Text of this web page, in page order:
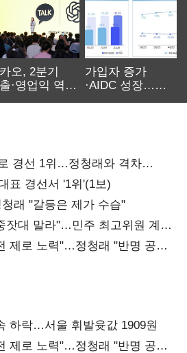
오, 2분기
·영업익 역대
가입자 증가
·AIDC 성장…
경선 1위…정청래와 격차
표 경선서 '1위'(1보)
래 "갈등은 제가 수습"
잣대 말라"…민주 최고위원 계파
제로 노력"…정청래 "반명 공세
하락…서울 휘발윳값 1909원
제로 노력"…정청래 "반명 공세